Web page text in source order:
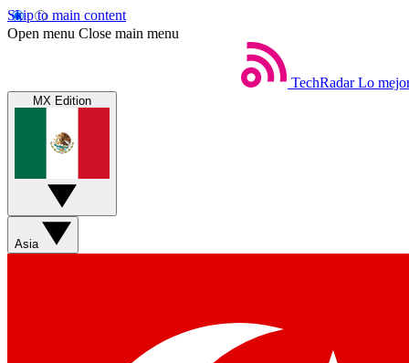
Skip to main content
Open menu Close main menu
TechRadar Lo
MX Edition
Asia